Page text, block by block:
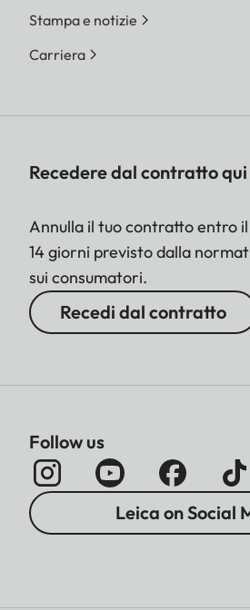
Stampa e notizie
Carriera
Recedere dal contratto qui
Annulla il tuo contratto entro
14 giorni previsto dalla
sui consumatori.
Recedi dal contratto
Follow us
Leica on Social